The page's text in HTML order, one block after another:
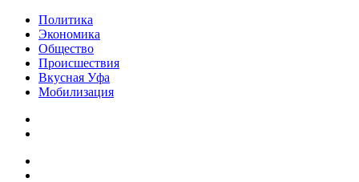
Политика
Экономика
Общество
Происшествия
Вкусная Уфа
Мобилизация